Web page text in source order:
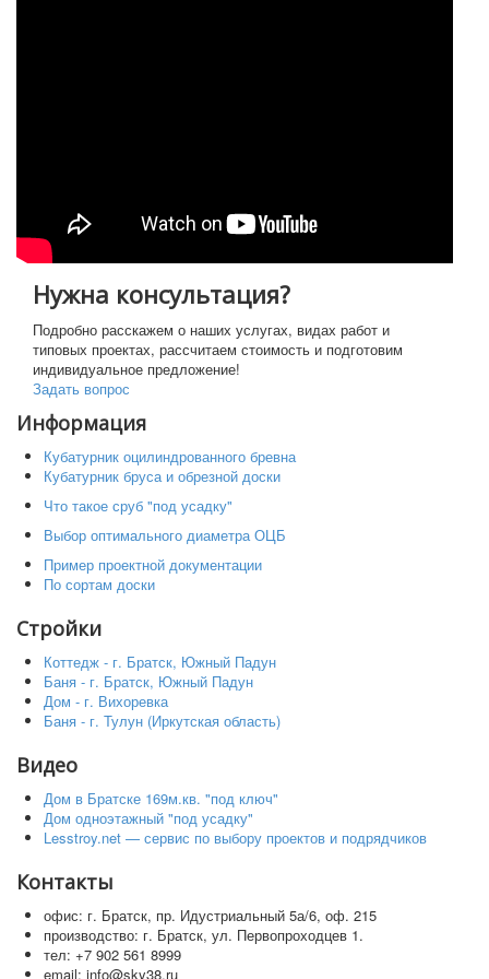
Фото и видео
Видео
Фото
Искать... Искать
Нужна консультация?
Подробно расскажем о наших услугах, видах работ и
типовых проектах, рассчитаем стоимость и подготовим
индивидуальное предложение!
Задать вопрос
Информация
Кубатурник оцилиндрованного бревна
Кубатурник бруса и обрезной доски
Что такое сруб "под усадку"
Выбор оптимального диаметра ОЦБ
Пример проектной документации
По сортам доски
Стройки
Коттедж - г. Братск, Южный Падун
Баня - г. Братск, Южный Падун
Дом - г. Вихоревка
Баня - г. Тулун (Иркутская область)
Видео
Дом в Братске 169м.кв. "под ключ"
Дом одноэтажный "под усадку"
Lesstroy.net — сервис по выбору проектов и подрядчиков
Контакты
офис: г. Братск, пр. Идустриальный 5а/6, оф. 215
производство: г. Братск, ул. Первопроходцев 1.
тел: +7 902 561 8999
email: info@sky38.ru